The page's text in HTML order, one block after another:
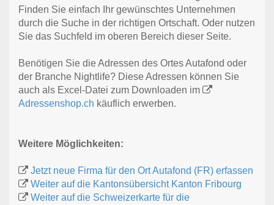
Finden Sie einfach Ihr gewünschtes Unternehmen
durch die Suche in der richtigen Ortschaft. Oder nutzen
Sie das Suchfeld im oberen Bereich dieser Seite.
Benötigen Sie die Adressen des Ortes Autafond oder
der Branche Nightlife? Diese Adressen können Sie
auch als Excel-Datei zum Downloaden im
Adressenshop.ch käuflich erwerben.
Weitere Möglichkeiten:
Jetzt neue Firma für den Ort Autafond (FR) erfassen
Weiter auf die Kantonsübersicht Kanton Fribourg
Weiter auf die Schweizerkarte für die